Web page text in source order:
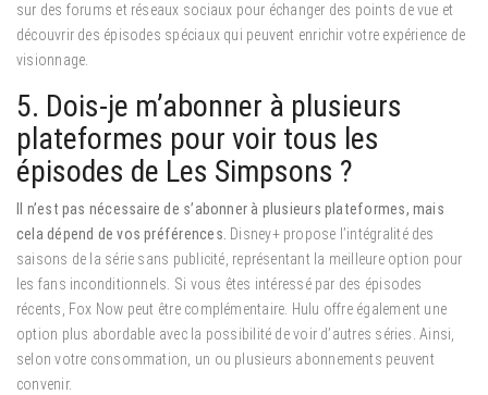
sur des forums et réseaux sociaux pour échanger des points de vue et
découvrir des épisodes spéciaux qui peuvent enrichir votre expérience de
visionnage.
5. Dois-je m’abonner à plusieurs
plateformes pour voir tous les
épisodes de Les Simpsons ?
Il n’est pas nécessaire de s’abonner à plusieurs plateformes, mais
cela dépend de vos préférences. Disney+ propose l’intégralité des
saisons de la série sans publicité, représentant la meilleure option pour
les fans inconditionnels. Si vous êtes intéressé par des épisodes
récents, Fox Now peut être complémentaire. Hulu offre également une
option plus abordable avec la possibilité de voir d’autres séries. Ainsi,
selon votre consommation, un ou plusieurs abonnements peuvent
convenir.